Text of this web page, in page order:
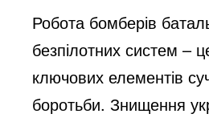
y
V
Робота бомберів
безпілотних систем –
ключових елементів
боротьби. Знищення